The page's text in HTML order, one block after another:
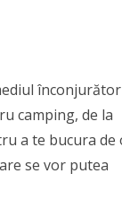
camping, de la
a te bucura de
se vor putea